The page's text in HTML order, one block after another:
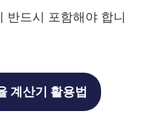
반드시 포함해야 합니
계산기 활용법